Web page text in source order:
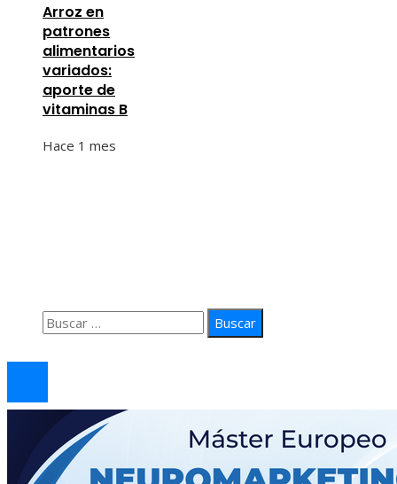
Arroz en
patrones
alimentarios
variados:
aporte de
vitaminas B
Hace 1 mes
Buscar: